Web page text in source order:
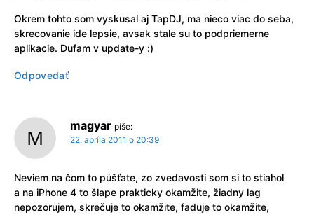
Okrem tohto som vyskusal aj TapDJ, ma nieco viac do seba,
skrecovanie ide lepsie, avsak stale su to podpriemerne
aplikacie. Dufam v update-y :)
Odpovedať
magyar píše:
22. apríla 2011 o 20:39
Neviem na čom to púšťate, zo zvedavosti som si to stiahol
a na iPhone 4 to šlape prakticky okamžite, žiadny lag
nepozorujem, skrečuje to okamžite, faduje to okamžite,